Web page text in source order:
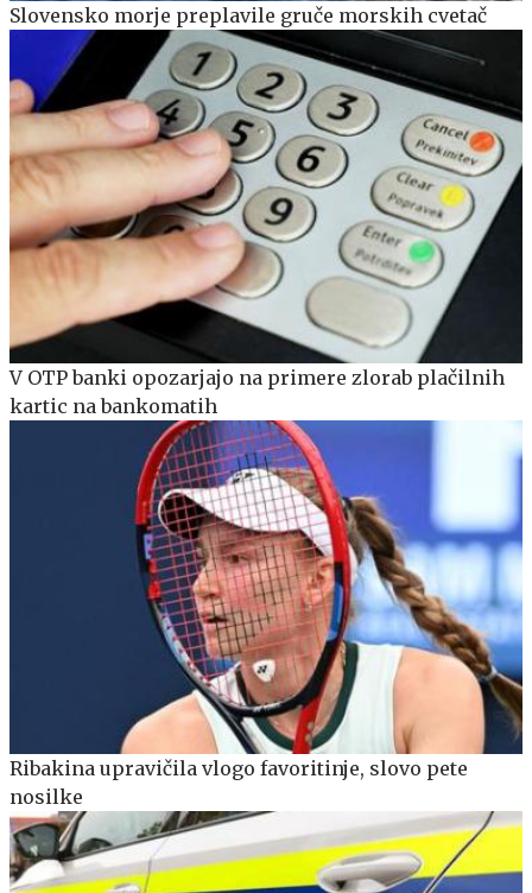
Slovensko morje preplavile gruče morskih cvetač
V OTP banki opozarjajo na primere zlorab plačilnih
kartic na bankomatih
Ribakina upravičila vlogo favoritinje, slovo pete
nosilke